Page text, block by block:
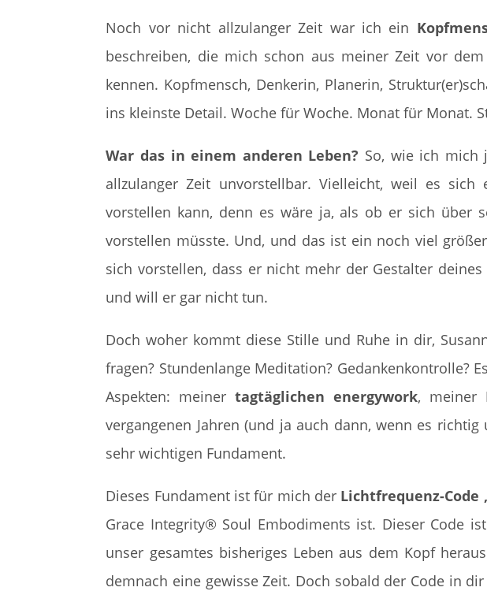
Noch vor nicht allzulanger Zeit war ich ein
beschreiben, die mich schon aus meiner Zeit vor
kennen. Kopfmensch, Denkerin, Planerin,
ins kleinste Detail. Woche für Woche. Monat für Monat.
War das in einem anderen Leben? So, wie ich mich
allzulanger Zeit unvorstellbar. Vielleicht, weil es
vorstellen kann, denn es wäre ja, als ob er sich über
vorstellen müsste. Und, und das ist ein noch viel
sich vorstellen, dass er nicht mehr der Gestalter
und will er gar nicht tun.
Doch woher kommt diese Stille und Ruhe in dir,
fragen? Stundenlange Meditation? Gedankenkontrolle?
Aspekten: meinertagtäglichen energywork, meiner
vergangenen Jahren (und ja auch dann, wenn es
sehr wichtigen Fundament.
Dieses Fundament ist für mich der Lichtfrequenz-Code
Grace Integrity® Soul Embodiments ist. Dieser Code
unser gesamtes bisheriges Leben aus dem Kopf
demnach eine gewisse Zeit. Doch sobald der Code in